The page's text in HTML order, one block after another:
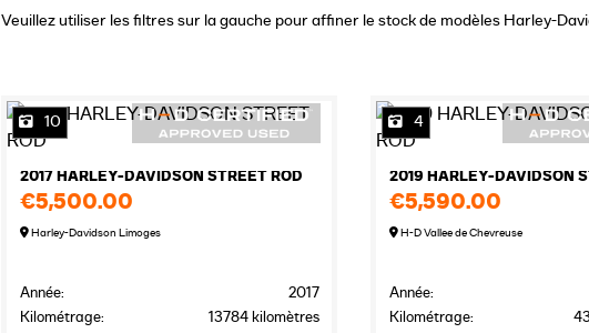
Veuillez utiliser les filtres sur la gauche pour affiner le stock de modèles Harley-
10
2017 HARLEY-DAVIDSON STREET ROD
€5,500.00
Harley-Davidson Limoges
Année:
2017
Kilométrage:
13784 kilomètres
4
2019 HARLEY-DAVIDSON
€5,590.00
H-D Vallee de Chevreuse
Année:
Kilométrage: